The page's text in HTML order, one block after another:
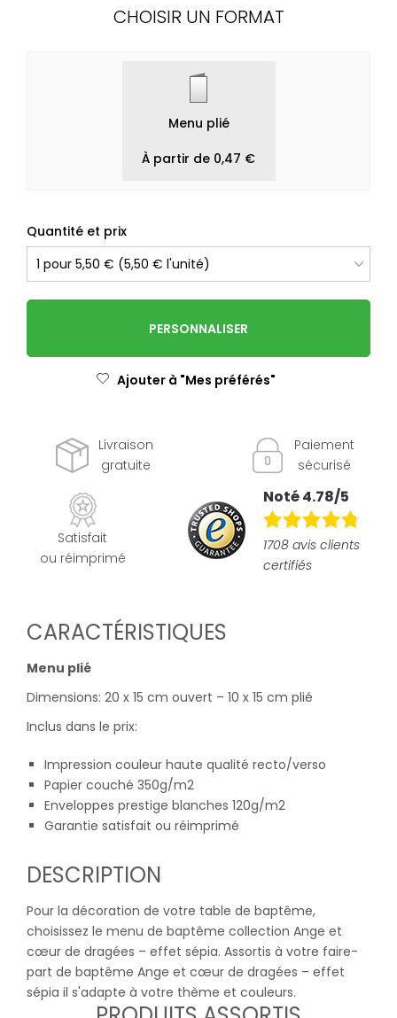
CHOISIR UN FORMAT
Menu plié
À partir de 0,47 €
Quantité et prix
PERSONNALISER
Ajouter à "Mes préférés"
Livraison
gratuite
Paiement
sécurisé
Satisfait
ou réimprimé
Noté 4.78/5
1708 avis clients
certifiés
CARACTÉRISTIQUES
Menu plié
Dimensions: 20 x 15 cm ouvert – 10 x 15 cm plié
Inclus dans le prix:
Impression couleur haute qualité recto/verso
Papier couché 350g/m2
Enveloppes prestige blanches 120g/m2
Garantie satisfait ou réimprimé
DESCRIPTION
Pour la décoration de votre table de baptême,
choisissez le menu de baptême collection Ange et
cœur de dragées – effet sépia. Assortis à votre faire-
part de baptême Ange et cœur de dragées – effet
sépia il s'adapte à votre thème et couleurs.